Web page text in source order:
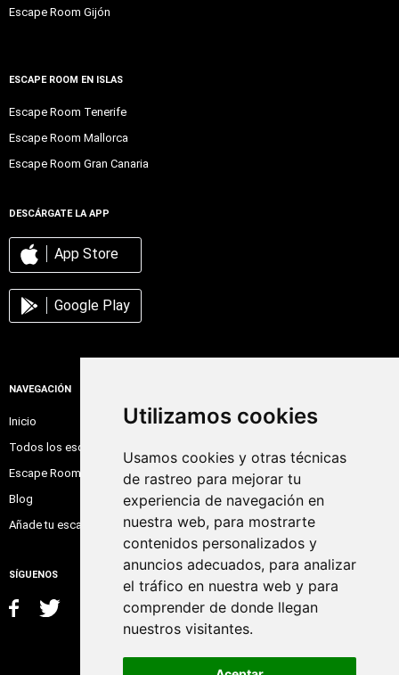
Utilizamos cookies
Usamos cookies y otras técnicas
de rastreo para mejorar tu
experiencia de navegación en
nuestra web, para mostrarte
contenidos personalizados y
anuncios adecuados, para analizar
el tráfico en nuestra web y para
comprender de donde llegan
nuestros visitantes.
Escape Room Gijón
ESCAPE ROOM EN ISLAS
Escape Room Tenerife
Escape Room Mallorca
Escape Room Gran Canaria
DESCÁRGATE LA APP
App Store
Google Play
NAVEGACIÓN
Inicio
Todos los escape room
Escape Room Online
Blog
Añade tu escape room
SÍGUENOS